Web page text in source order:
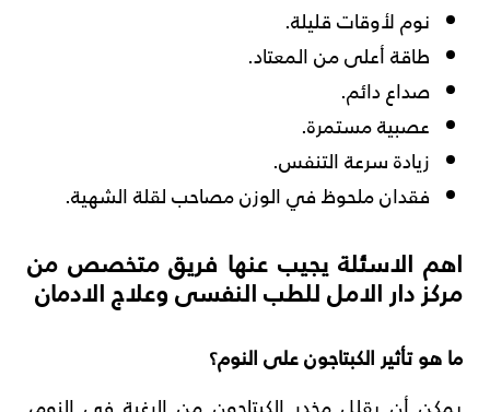
نوم لأوقات قليلة.
طاقة أعلى من المعتاد.
صداع دائم.
عصبية مستمرة.
زيادة سرعة التنفس.
فقدان ملحوظ في الوزن مصاحب لقلة الشهية.
اهم الاسئلة يجيب عنها فريق متخصص من
مركز دار الامل للطب النفسى وعلاج الادمان
ما هو تأثير الكبتاجون على النوم؟